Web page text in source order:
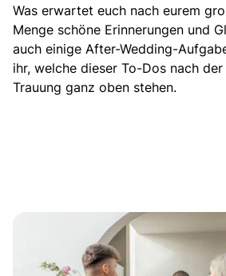
Was erwartet euch nach eurem
Menge schöne Erinnerungen und
auch einige After-Wedding-
ihr, welche dieser To-Dos nach
Trauung ganz oben stehen.